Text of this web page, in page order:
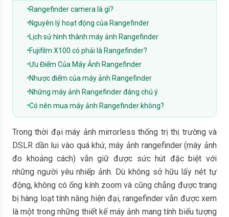
Rangefinder camera là gì?
Nguyên lý hoạt động của Rangefinder
Lịch sử hình thành máy ảnh Rangefinder
Fujifilm X100 có phải là Rangefinder?
Ưu Điểm Của Máy Ảnh Rangefinder
Nhược điểm của máy ảnh Rangefinder
Những máy ảnh Rangefinder đáng chú ý
Có nên mua máy ảnh Rangefinder không?
Trong thời đại máy ảnh mirrorless thống trị thị trường và
DSLR dần lui vào quá khứ, máy ảnh rangefinder (máy ảnh
đo khoảng cách) vẫn giữ được sức hút đặc biệt với
những người yêu nhiếp ảnh. Dù không sở hữu lấy nét tự
động, không có ống kính zoom và cũng chẳng được trang
bị hàng loạt tính năng hiện đại, rangefinder vẫn được xem
là một trong những thiết kế máy ảnh mang tính biểu tượng